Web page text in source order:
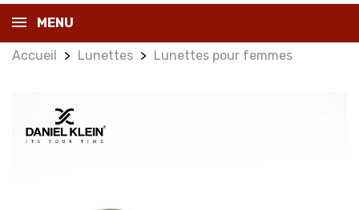
MENU
Accueil Lunettes Lunettes pour femmes